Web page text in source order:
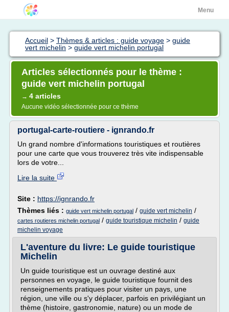
Menu
Accueil > Thèmes & articles : guide voyage > guide
vert michelin > guide vert michelin portugal
Articles sélectionnés pour le thème :
guide vert michelin portugal
→ 4 articles
Aucune vidéo sélectionnée pour ce thème
portugal-carte-routiere - ignrando.fr
Un grand nombre d'informations touristiques et routières
pour une carte que vous trouverez très vite indispensable
lors de votre...
Lire la suite
Site : https://ignrando.fr
Thèmes liés : guide vert michelin portugal / guide vert michelin /
cartes routieres michelin portugal / guide touristique michelin / guide
michelin voyage
L'aventure du livre: Le guide touristique
Michelin
Un guide touristique est un ouvrage destiné aux
personnes en voyage, le guide touristique fournit des
renseignements pratiques pour visiter un pays, une
région, une ville ou s'y déplacer, parfois en privilégiant un
thème (histoire, gastronomie, nature) ou un mode de